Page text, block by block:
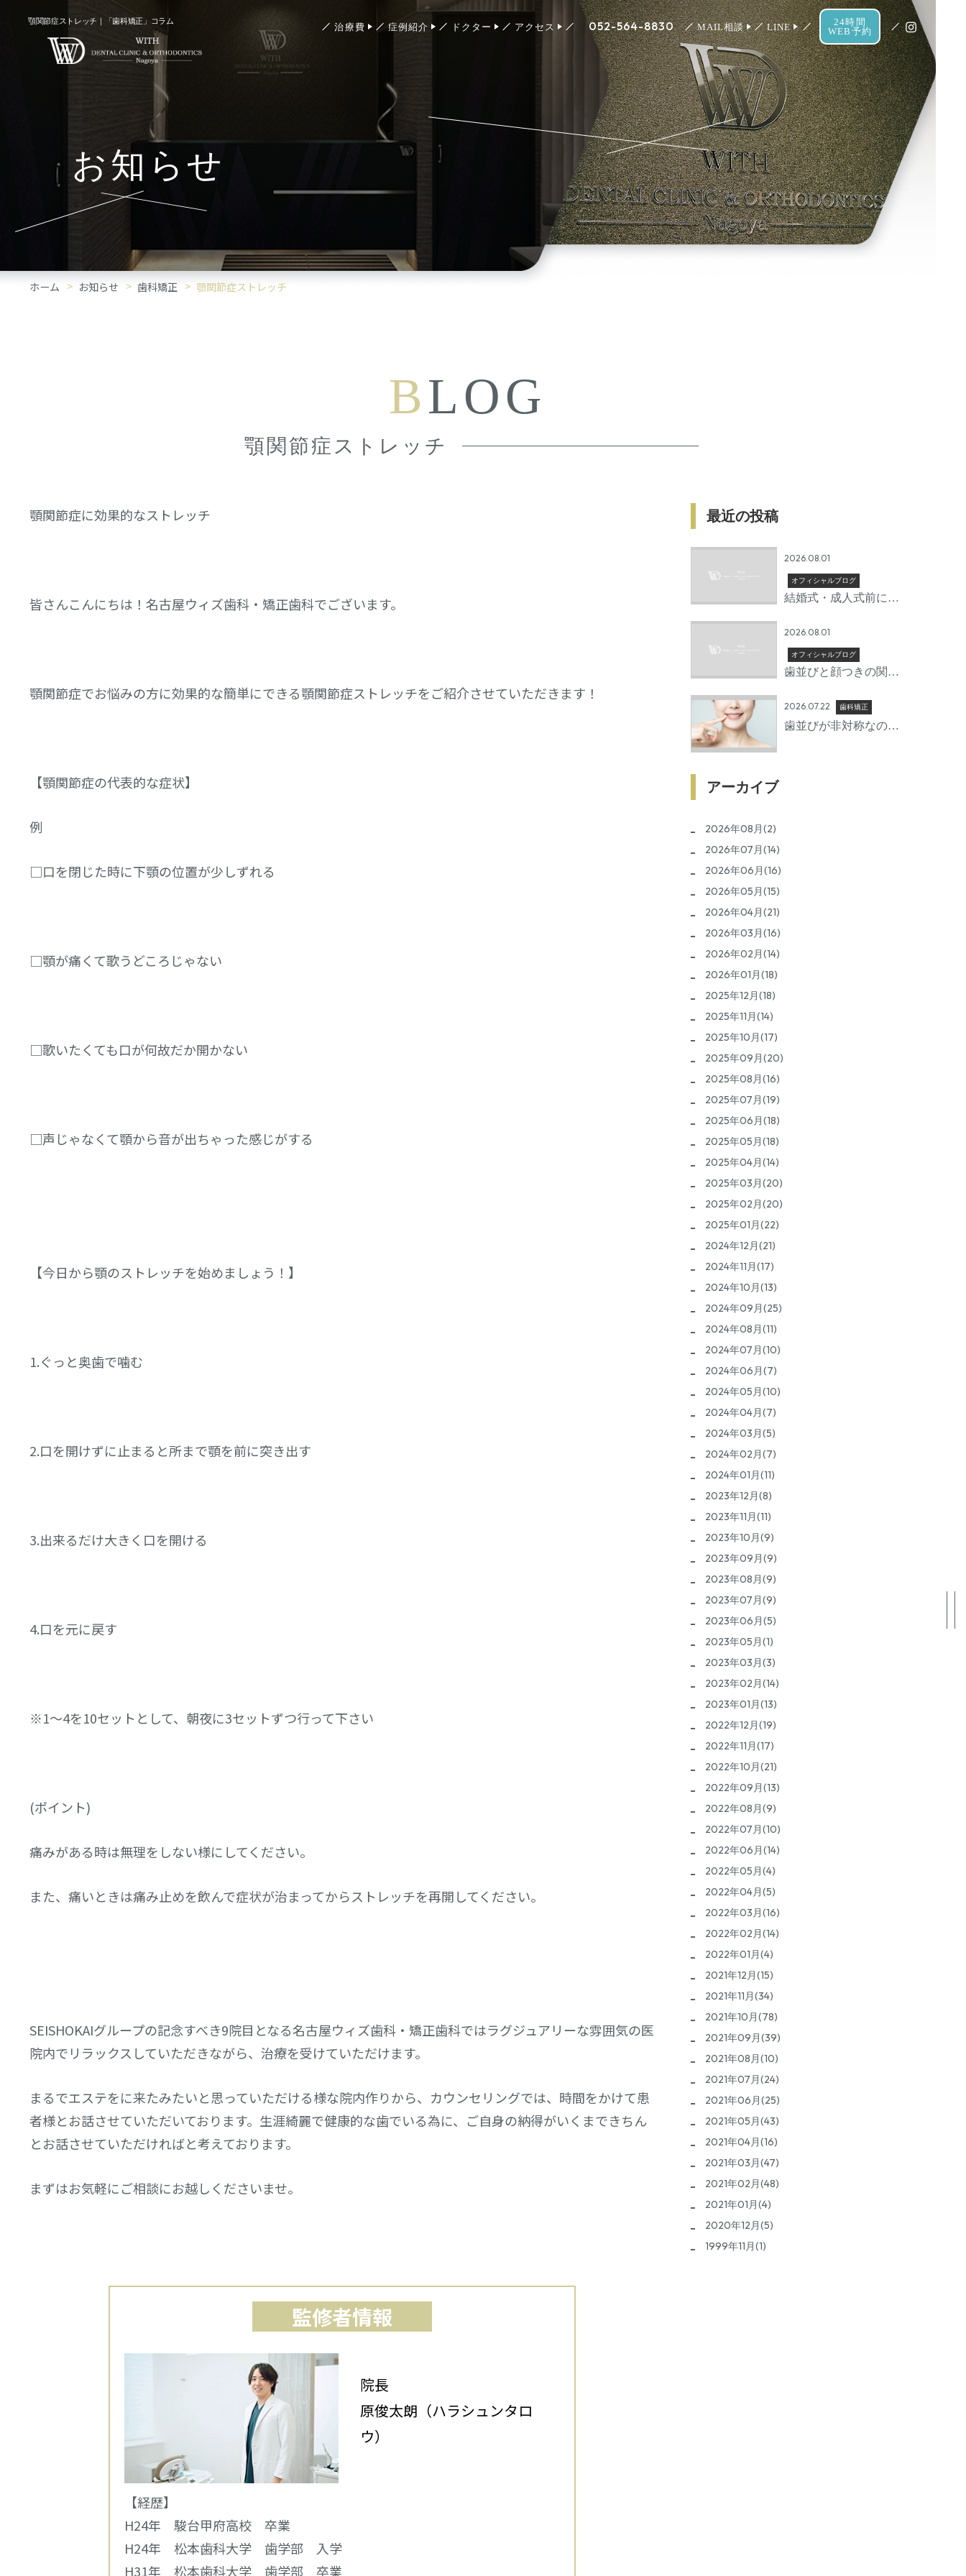
顎関節症ストレッチ｜「歯科矯正」コラム
治療費 症例紹介 ドクター アクセス 052-564-8830 MAIL相談 LINE
24時間
WEB予約
お知らせ
ホーム お知らせ 歯科矯正 顎関節症ストレッチ
BLOG
顎関節症ストレッチ
顎関節症に効果的なストレッチ
皆さんこんにちは！名古屋ウィズ歯科・矯正歯科でございます。
顎関節症でお悩みの方に効果的な簡単にできる顎関節症ストレッチをご紹介させていただきます！
【顎関節症の代表的な症状】
例
□口を閉じた時に下顎の位置が少しずれる
□顎が痛くて歌うどころじゃない
□歌いたくても口が何故だか開かない
□声じゃなくて顎から音が出ちゃった感じがする
【今日から顎のストレッチを始めましょう！】
1.ぐっと奥歯で噛む
2.口を開けずに止まると所まで顎を前に突き出す
3.出来るだけ大きく口を開ける
4.口を元に戻す
※1～4を10セットとして、朝夜に3セットずつ行って下さい
(ポイント)
痛みがある時は無理をしない様にしてください。
また、痛いときは痛み止めを飲んで症状が治まってからストレッチを再開してください。
SEISHOKAIグループの記念すべき9院目となる名古屋ウィズ歯科・矯正歯科ではラグジュアリーな雰囲気の医
院内でリラックスしていただきながら、治療を受けていただけます。
まるでエステをに来たみたいと思っていただける様な院内作りから、カウンセリングでは、時間をかけて患
者様とお話させていただいております。生涯綺麗で健康的な歯でいる為に、ご自身の納得がいくまできちん
とお話させていただければと考えております。
まずはお気軽にご相談にお越しくださいませ。
監修者情報
院長
原俊太朗（ハラシュンタロ
ウ）
【経歴】
H24年 駿台甲府高校 卒業
H24年 松本歯科大学 歯学部 入学
H31年 松本歯科大学 歯学部 卒業
最近の投稿
2026.08.01
オフィシャルブログ
結婚式・成人式前に矯
ら？後悔しないための
準備期間とは
2026.08.01
オフィシャルブログ
歯並びと顔つきの関係 |
象
2026.07.22 歯科矯正
歯並びが非対称なのは
アーカイブ
2026年08月(2)
2026年07月(14)
2026年06月(16)
2026年05月(15)
2026年04月(21)
2026年03月(16)
2026年02月(14)
2026年01月(18)
2025年12月(18)
2025年11月(14)
2025年10月(17)
2025年09月(20)
2025年08月(16)
2025年07月(19)
2025年06月(18)
2025年05月(18)
2025年04月(14)
2025年03月(20)
2025年02月(20)
2025年01月(22)
2024年12月(21)
2024年11月(17)
2024年10月(13)
2024年09月(25)
2024年08月(11)
2024年07月(10)
2024年06月(7)
2024年05月(10)
2024年04月(7)
2024年03月(5)
2024年02月(7)
2024年01月(11)
2023年12月(8)
2023年11月(11)
2023年10月(9)
2023年09月(9)
2023年08月(9)
2023年07月(9)
2023年06月(5)
2023年05月(1)
2023年03月(3)
2023年02月(14)
2023年01月(13)
2022年12月(19)
2022年11月(17)
2022年10月(21)
2022年09月(13)
2022年08月(9)
2022年07月(10)
2022年06月(14)
2022年05月(4)
2022年04月(5)
2022年03月(16)
2022年02月(14)
2022年01月(4)
2021年12月(15)
2021年11月(34)
2021年10月(78)
2021年09月(39)
2021年08月(10)
2021年07月(24)
2021年06月(25)
2021年05月(43)
2021年04月(16)
2021年03月(47)
2021年02月(48)
2021年01月(4)
2020年12月(5)
1999年11月(1)